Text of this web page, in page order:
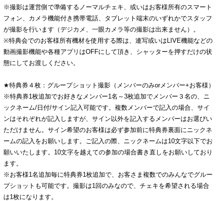
※撮影は運営側で準備するノーマルチェキ、或いはお客様所有のスマート
フォン、カメラ機能付き携帯電話、タブレット端末のいずれかでスタッフ
が撮影を行います（デジカメ、一眼カメラ等の撮影は出来ません）。
※特典会でのお客様所有機材を使用する際は、連写或いはLIVE機能などの
動画撮影機能や各種アプリはOFFにして頂き、シャッターを押すだけの状
態にしてお渡しください。
★特典券４枚：グループショット撮影（メンバーのみorメンバー+お客様）
※特典券1枚追加でお好きなメンバー1名～3枚追加でメンバー３名の、ニ
ックネーム/日付/サイン記入可能です。複数メンバーで記入の場合、サイ
ンはそれぞれが記入しますが、サイン以外を記入するメンバーはお選びい
ただけません。サイン希望のお客様は必ず参加前に特典券裏面にニックネ
ームの記入をお願いします。ご記入の際、ニックネームは10文字以下でお
願いいたします。10文字を越えての参加の場合書き直しをお願いしており
ます。
※お客様1名追加毎に特典券1枚追加で、お客さま複数でのみんなでグルー
プショットも可能です。撮影は1回のみなので、チェキを希望される場合
は1枚になります。